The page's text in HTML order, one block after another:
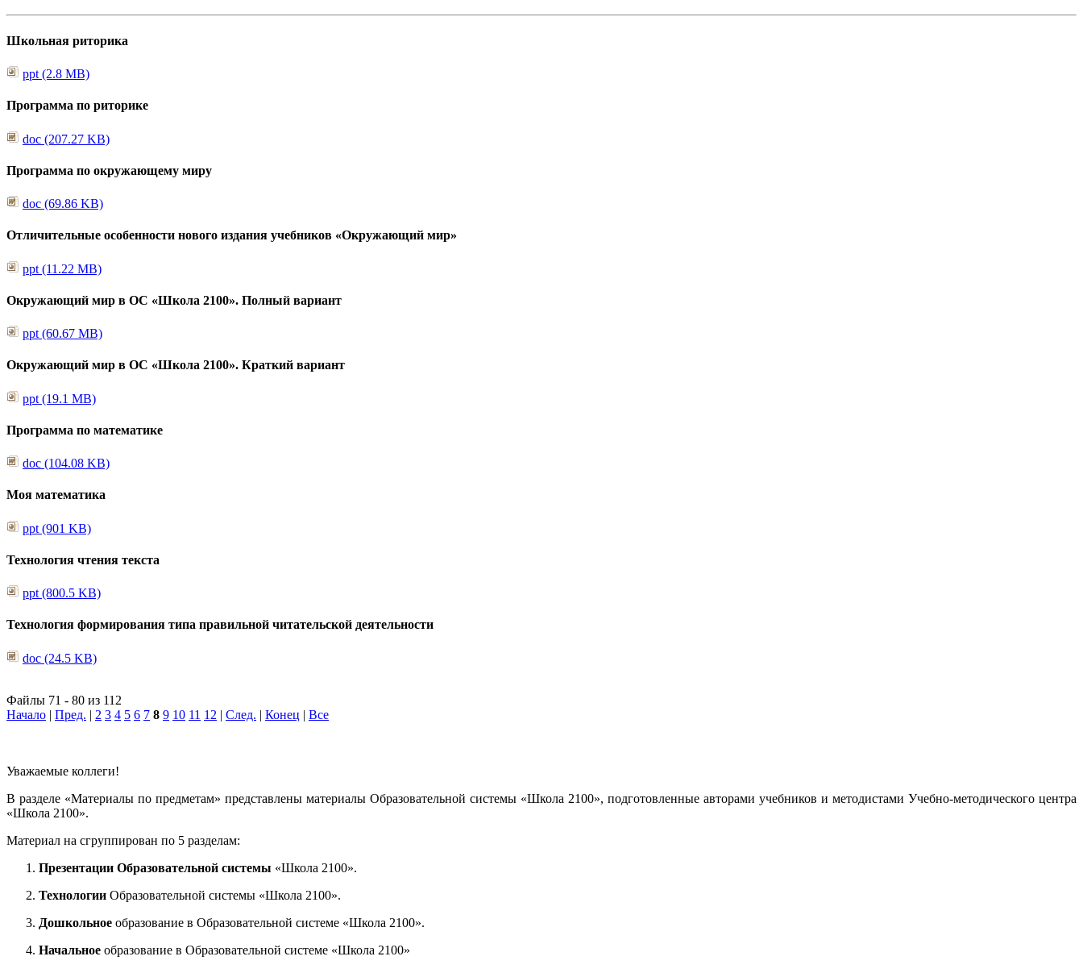
Школьная риторика
ppt (2.8 MB)
Программа по риторике
doc (207.27 KB)
Программа по окружающему миру
doc (69.86 KB)
Отличительные особенности нового издания учебников «Окружающий мир»
ppt (11.22 MB)
Окружающий мир в ОС «Школа 2100». Полный вариант
ppt (60.67 MB)
Окружающий мир в ОС «Школа 2100». Краткий вариант
ppt (19.1 MB)
Программа по математике
doc (104.08 KB)
Моя математика
ppt (901 KB)
Технология чтения текста
ppt (800.5 KB)
Технология формирования типа правильной читательской деятельности
doc (24.5 KB)
Файлы 71 - 80 из 112
Начало | Пред. | 2 3 4 5 6 7 8 9 10 11 12 | След. | Конец | Все
Уважаемые коллеги!
В разделе «Материалы по предметам» представлены материалы Образовательной системы «Школа 2100», подготовленные авторами учебников и методистами Учебно-методического центра
«Школа 2100».
Материал на сгруппирован по 5 разделам:
Презентации Образовательной системы «Школа 2100».
Технологии Образовательной системы «Школа 2100».
Дошкольное образование в Образовательной системе «Школа 2100».
Начальное образование в Образовательной системе «Школа 2100»